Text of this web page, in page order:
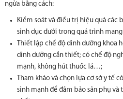
ngừa bằng cách:
Kiểm soát và điều trị hiệu quả các
sinh dục dưới trong quá trình
Thiết lập chế độ dinh dưỡng khoa
dinh dưỡng cần thiết; có chế độ
mạnh, không hút thuốc lá…;
Tham khảo và chọn lựa cơ sở y tế
sinh mạnh để đảm bảo sản phụ và